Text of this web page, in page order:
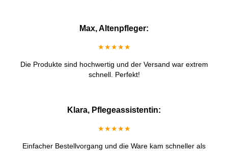
Max, Altenpfleger:
★★★★★
Die Produkte sind hochwertig und der Versand war extrem
schnell. Perfekt!
Klara, Pflegeassistentin:
★★★★★
Einfacher Bestellvorgang und die Ware kam schneller als